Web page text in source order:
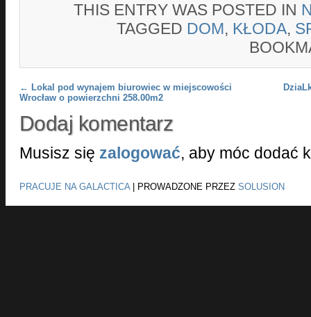
THIS ENTRY WAS POSTED IN
TAGGED DOM, KŁODA,
Post navigation
← Lokal pod wynajem biurowiec w miejscowości
Wrocław o powierzchni 258.00m2
Dodaj komentarz
Musisz się zalogować, aby móc dodać
PRACUJE NA GALACTICA | PROWADZONE PRZEZ SOLUSION